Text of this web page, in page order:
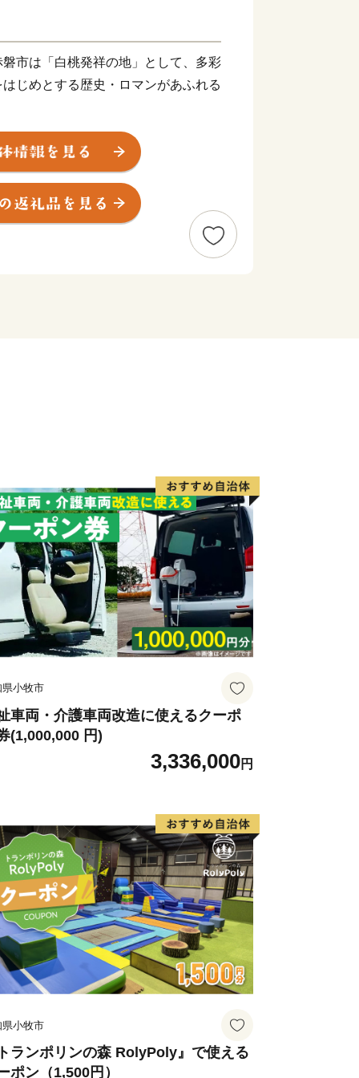
市は「白桃発祥の地」として、多彩
じめとする歴史・ロマンがあふれる
来”へつなぎ、すべての人が健康で
せるまちを創りたい。こんな夢を実
体となったまちづくりを推進してい
小牧市
車両・介護車両改造に使えるクーポ
(1,000,000 円)
3,336,000円
小牧市
ランポリンの森 RolyPoly』で使える
ポン（1,500円）